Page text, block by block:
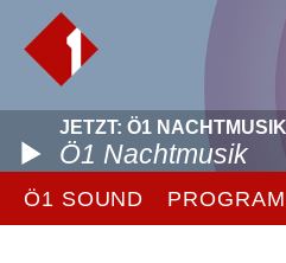
JETZT: Ö1 NACHTMUSIK
Ö1 Nachtmusik
Ö1 SOUND